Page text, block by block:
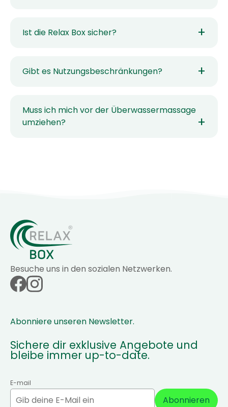
Ist die Relax Box sicher?
Gibt es Nutzungsbeschränkungen?
Muss ich mich vor der Überwassermassage
umziehen?
Besuche uns in den sozialen Netzwerken.
Abonniere unseren Newsletter.
Sichere dir exklusive Angebote und
bleibe immer up-to-date.
E-mail
Abonnieren